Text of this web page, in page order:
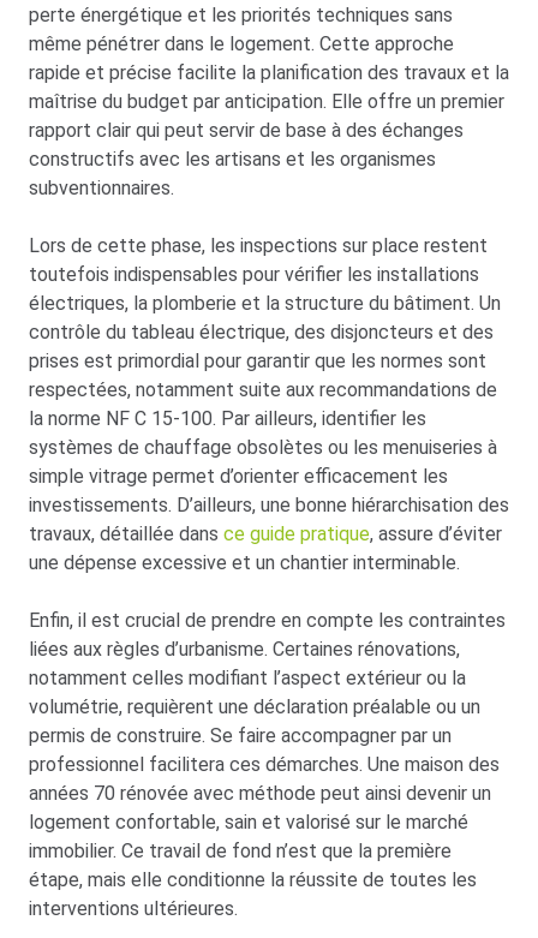
perte énergétique et les priorités techniques sans
même pénétrer dans le logement. Cette approche
rapide et précise facilite la planification des travaux et la
maîtrise du budget par anticipation. Elle offre un premier
rapport clair qui peut servir de base à des échanges
constructifs avec les artisans et les organismes
subventionnaires.
Lors de cette phase, les inspections sur place restent
toutefois indispensables pour vérifier les installations
électriques, la plomberie et la structure du bâtiment. Un
contrôle du tableau électrique, des disjoncteurs et des
prises est primordial pour garantir que les normes sont
respectées, notamment suite aux recommandations de
la norme NF C 15-100. Par ailleurs, identifier les
systèmes de chauffage obsolètes ou les menuiseries à
simple vitrage permet d’orienter efficacement les
investissements. D’ailleurs, une bonne hiérarchisation des
travaux, détaillée dans ce guide pratique, assure d’éviter
une dépense excessive et un chantier interminable.
Enfin, il est crucial de prendre en compte les contraintes
liées aux règles d’urbanisme. Certaines rénovations,
notamment celles modifiant l’aspect extérieur ou la
volumétrie, requièrent une déclaration préalable ou un
permis de construire. Se faire accompagner par un
professionnel facilitera ces démarches. Une maison des
années 70 rénovée avec méthode peut ainsi devenir un
logement confortable, sain et valorisé sur le marché
immobilier. Ce travail de fond n’est que la première
étape, mais elle conditionne la réussite de toutes les
interventions ultérieures.